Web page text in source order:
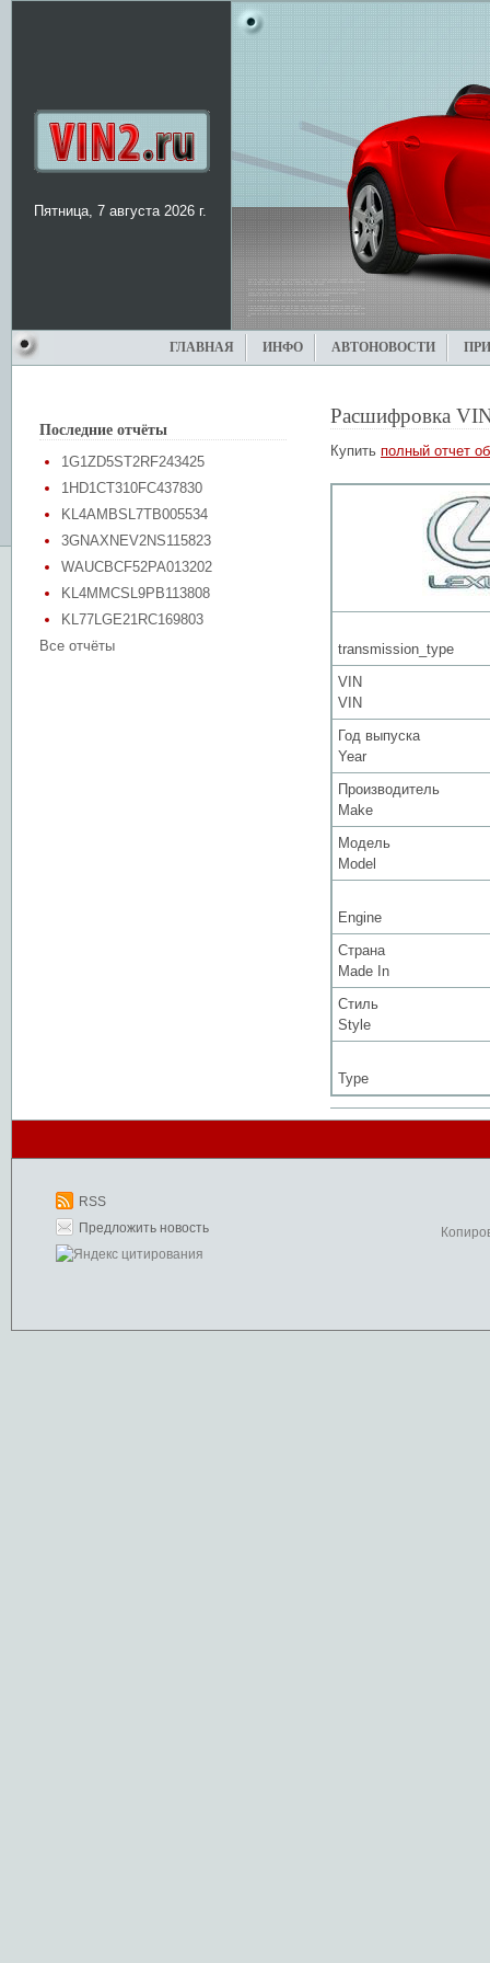
Пятница, 7 августа 2026 г.
ГЛАВНАЯ ИНФО АВТОНОВОСТИ
Последние отчёты
1G1ZD5ST2RF243425
1HD1CT310FC437830
KL4AMBSL7TB005534
3GNAXNEV2NS115823
WAUCBCF52PA013202
KL4MMCSL9PB113808
KL77LGE21RC169803
Все отчёты
Расшифровка
Купить полный отчет
transmission_type
VIN
VIN
Год выпуска
Year
Производитель
Make
Модель
Model
Engine
Страна
Made In
Стиль
Style
Type
RSS
Предложить новость